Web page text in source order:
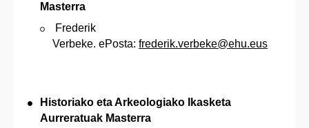
Masterra
Frederik
Verbeke. ePosta: frederik.verbeke@ehu.eus
Historiako eta Arkeologiako Ikasketa
Aurreratuak Masterra